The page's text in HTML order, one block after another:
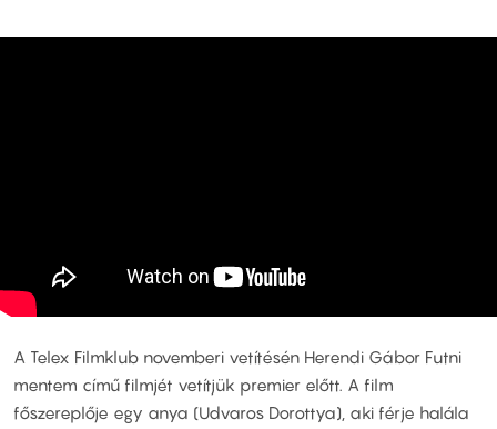
A Telex Filmklub novemberi vetítésén Herendi Gábor Futni
mentem című filmjét vetítjük premier előtt. A film
főszereplője egy anya (Udvaros Dorottya), aki férje halála